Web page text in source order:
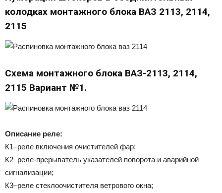
колодках монтажного блока ВАЗ 2113, 2114,
2115
Схема монтажного блока ВАЗ-2113, 2114,
2115 Вариант №1.
Описание реле:
К1–реле включения очистителей фар;
К2–реле-прерыватель указателей поворота и аварийной
сигнализации;
К3–реле стеклоочистителя ветрового окна;